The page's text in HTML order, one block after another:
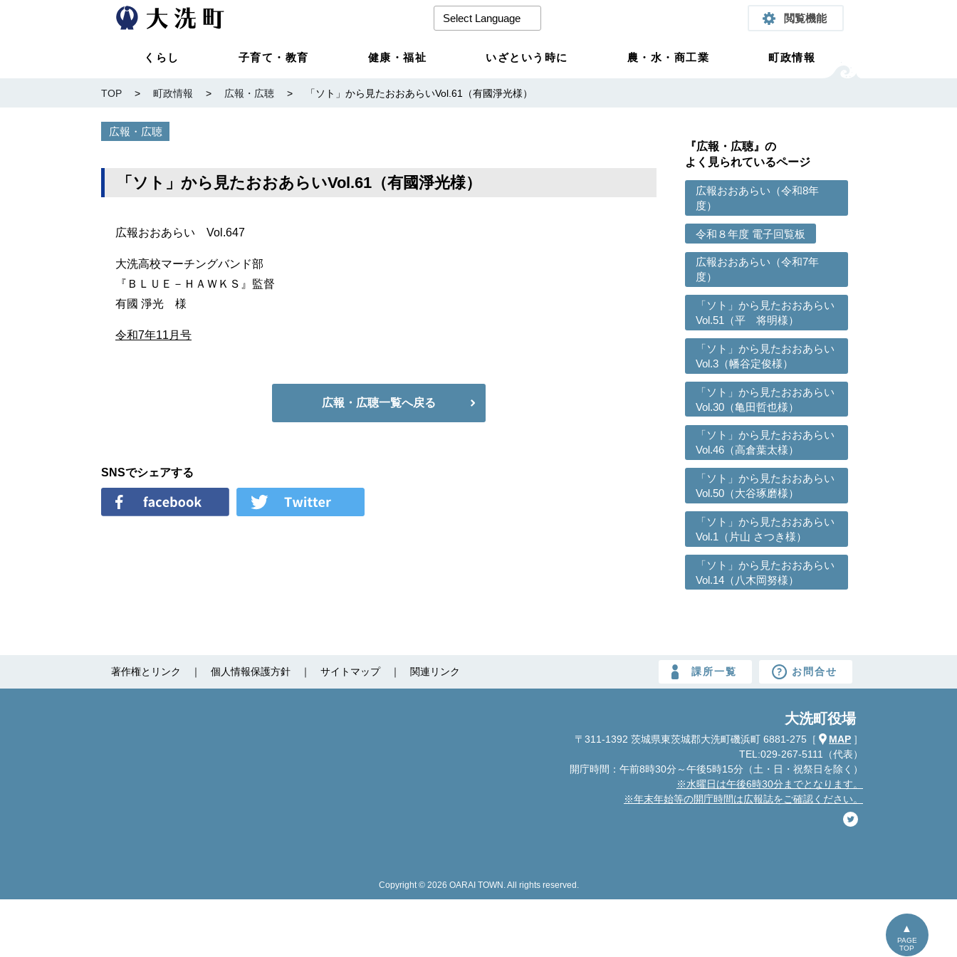
閲覧機能
くらし 子育て・教育 健康・福祉 いざという時に 農・水・商工業 町政情報
TOP > 町政情報 > 広報・広聴 > 「ソト」から見たおおあらいVol.61（有國淨光様）
広報・広聴
「ソト」から見たおおあらいVol.61（有國淨光様）
広報おおあらい Vol.647
大洗高校マーチングバンド部
『ＢＬＵＥ－ＨＡＷＫＳ』監督
有國 淨光 様
令和7年11月号
広報・広聴一覧へ戻る
SNSでシェアする
『広報・広聴』の
よく見られているページ
広報おおあらい（令和8年
度）
令和８年度 電子回覧板
広報おおあらい（令和7年
度）
「ソト」から見たおおあらい
Vol.51（平 将明様）
「ソト」から見たおおあらい
Vol.3（幡谷定俊様）
「ソト」から見たおおあらい
Vol.30（亀田哲也様）
「ソト」から見たおおあらい
Vol.46（高倉葉太様）
「ソト」から見たおおあらい
Vol.50（大谷琢磨様）
「ソト」から見たおおあらい
Vol.1（片山 さつき様）
「ソト」から見たおおあらい
Vol.14（八木岡努様）
PAGE
TOP
著作権とリンク 個人情報保護方針 サイトマップ 関連リンク 課所一覧 お問合せ
大洗町役場
〒311-1392 茨城県東茨城郡大洗町磯浜町 6881-275 ［ MAP ］
TEL:029-267-5111（代表）
開庁時間：午前8時30分～午後5時15分 （土・日・祝祭日を除く）
※水曜日は午後6時30分までとなります。
※年末年始等の開庁時間は広報誌をご確認ください。
Copyright © 2026 OARAI TOWN. All rights reserved.